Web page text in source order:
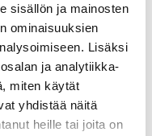
sisällön ja mainosten
ominaisuuksien
Lisäksi
ja analytiikka-
miten käytät
yhdistää näitä
heille tai joita on